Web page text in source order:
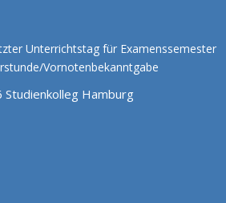
Unterrichtstag für Examenssemester
Vornotenbekanntgabe
Hamburg